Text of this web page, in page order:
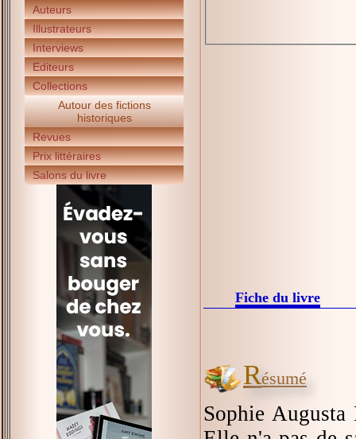
Auteurs
Illustrateurs
Interviews
Editeurs
Collections
Autour des fictions
historiques
Revues
Prix littéraires
Salons du livre
Fiche du livre
Résumé
Sophie